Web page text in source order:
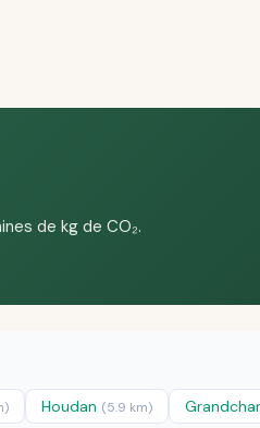
de kg de CO₂.
Houdan (5.9 km)